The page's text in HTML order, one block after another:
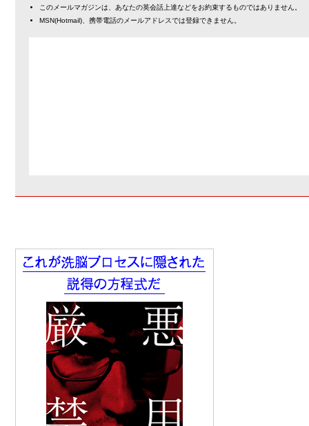
このメールマガジンは、あなたの英会話上達などをお約束するものではありません。
MSN(Hotmail)、携帯電話のメールアドレスでは登録できません。